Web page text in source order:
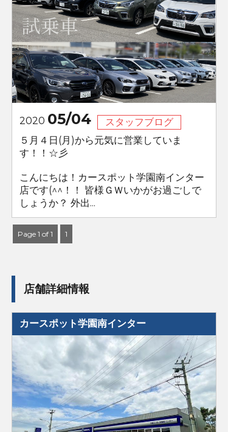
2020 05/04
スタッフブログ
５月４日(月)から元気に営業していま
す！！☆彡
こんにちは！カースポット学園南インター
店です(^^！！ 皆様ＧＷいかがお過ごしで
しょうか？ 外出...
Page 1 of 1 1
店舗詳細情報
カースポット学園南インター